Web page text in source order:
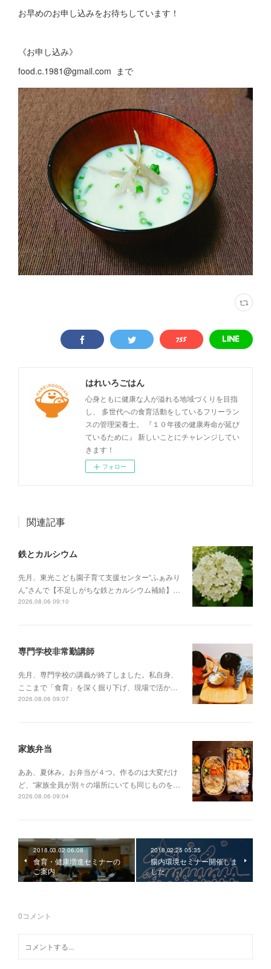
お早めのお申し込みをお待ちしています！
《お申し込み》
food.c.1981@gmail.com まで
はれいろごはん
心身ともに健康な人が溢れる地域づくりを目指
し、 多世代への食育活動をしているフリーラン
スの管理栄養士。 『１０年後の健康寿命が延び
ているために』 新しいことにチャレンジしてい
きます！
フォロー
関連記事
鉄とカルシウム
先月、東光こども園子育て支援センター“ふぁみり
ん”さんで【不足しがちな鉄とカルシウム補給】…
2026.08.06 09:10
専門学校非常勤講師
先月、専門学校の講義が終了しました。私自身、
ここまで「食育」を深く掘り下げ、現場で活か…
2026.08.06 09:07
家族弁当
ああ、夏休み。お弁当が４つ。作るのは大変だけ
ど、“家族全員が別々の場所にいても同じものを…
2026.08.06 09:04
2018.03.02 06:08
食育・健康増進セミナーの
ご案内
2018.02.25 05:35
腸内環境セミナー開催しま
した
0コメント